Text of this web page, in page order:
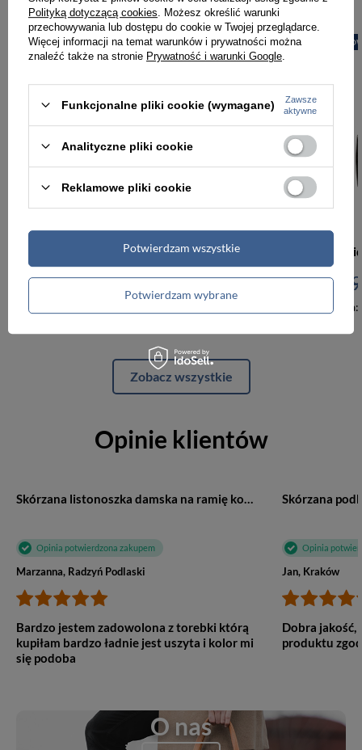
29,99 zł
PROMOCJA
95,00 zł
Najniższa cena:
Zobacz wszystkie
Opinie klientów
Skórzana listonoszka damska na ramię koniak - Vooc P27
Opinia potwierdzona zakupem
Marzanna, Radzyń Podlaski
Bardzo jestem zadowolona z torebki którą
kupiłam bardzo ładnie jest uszyta i kolor mi
się podoba
Opinia
Jan, Kraków
Dobra jakość,
produktu
O nas
Polityką dotyczącą cookies . Możesz określić warunki
przechowywania lub dostępu do cookie w Twojej przeglądarce.
Więcej informacji na temat warunków i prywatności można
znaleźć także na stronie Prywatność i warunki Google
Funkcjonalne pliki cookie (wymagane)
Zawsze
aktywne
Analityczne pliki cookie
Reklamowe pliki cookie
Potwierdzam wybrane
Potwierdzam wszystkie